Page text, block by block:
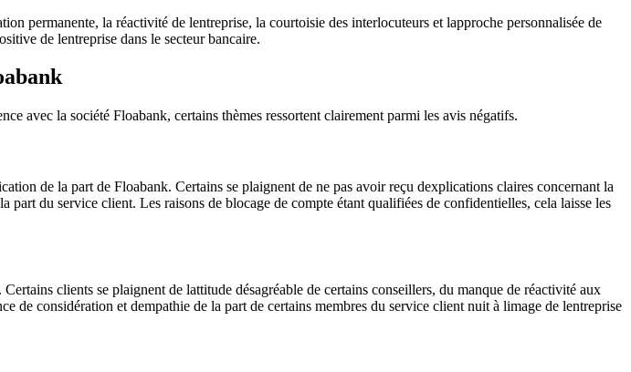
permanente, la réactivité de lentreprise, la courtoisie des interlocuteurs et lapproche personnalisée de
de lentreprise dans le secteur bancaire.
avec la société Floabank, certains thèmes ressortent clairement parmi les avis négatifs.
de la part de Floabank. Certains se plaignent de ne pas avoir reçu dexplications claires concernant la
du service client. Les raisons de blocage de compte étant qualifiées de confidentielles, cela laisse les
clients se plaignent de lattitude désagréable de certains conseillers, du manque de réactivité aux
de considération et dempathie de la part de certains membres du service client nuit à limage de lentreprise